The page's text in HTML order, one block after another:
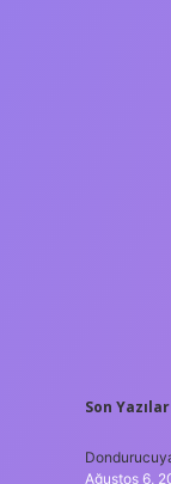
Son Yazılar
Ağustos 6,